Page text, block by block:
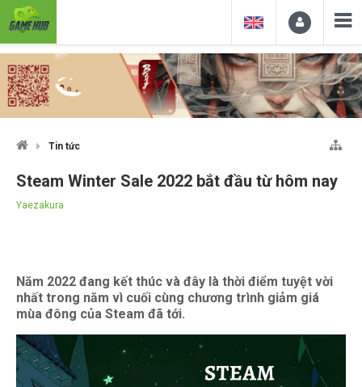
Tin tức
Steam Winter Sale 2022 bắt đầu từ hôm nay
Yaezakura
Năm 2022 đang kết thúc và đây là thời điểm tuyệt vời
nhất trong năm vì cuối cùng chương trình giảm giá
mùa đông của Steam đã tới.